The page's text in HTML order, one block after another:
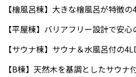
【檜風呂棟】大きな檜風呂が特徴の
【平屋棟】バリアフリー設計で安心
【サウナ棟】サウナ＆水風呂付の
【B棟】天然木を基調としたサウナ